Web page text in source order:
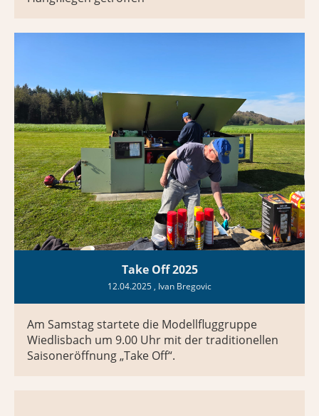
Take Off 2025
12.04.2025 , Ivan Bregovic
Am Samstag startete die Modellfluggruppe
Wiedlisbach um 9.00 Uhr mit der traditionellen
Saisoneröffnung „Take Off“.